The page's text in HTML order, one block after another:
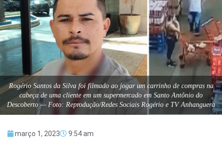
Rogério Santos da Silva foi filmado ao jogar um carrinho de compras na
cabeça de uma cliente em um supermercado em Santo Antônio do
Descoberto — Foto: Reprodução/Redes Sociais Rogério e TV Anhanguera
março 1, 2023 9:54 am